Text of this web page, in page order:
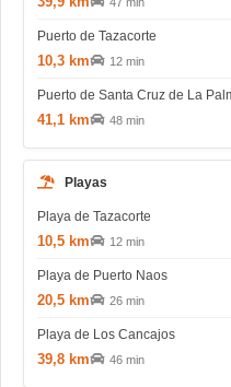
Puerto de Tazacorte
10,3 km 12 min
Puerto de Santa Cruz de La
41,1 km 48 min
Playas
Playa de Tazacorte
10,5 km 12 min
Playa de Puerto Naos
20,5 km 26 min
Playa de Los Cancajos
39,8 km 46 min